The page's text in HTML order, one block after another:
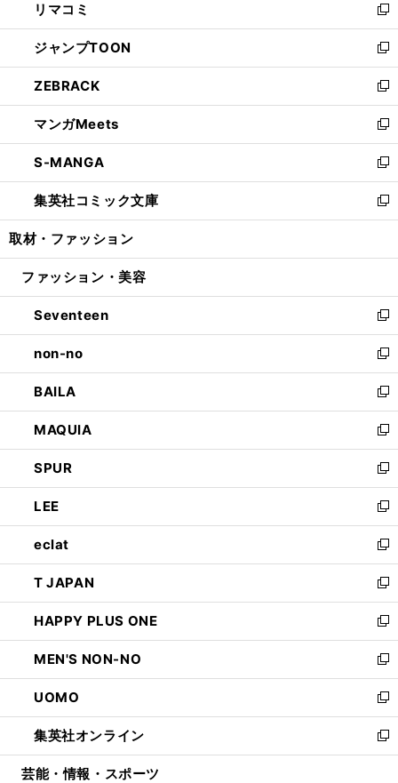
で
開
く
ド
ウ
で
開
く
ィ
ン
ド
ウ
で
開
く
い
ウ
ィ
ン
ド
ウ
で
開
く
リマコミ
新
し
い
ウ
ィ
ン
ド
ウ
で
開
く
ジャンプTOON
新
し
い
ウ
ィ
ン
ド
ウ
で
開
ZEBRACK
新
し
い
ウ
ィ
ン
ド
ウ
開
マンガMeets
新
し
い
ウ
ィ
ン
ウ
開
く
S-MANGA
新
し
い
ウ
ン
ウ
で
開
く
集英社コミック文庫
新
し
ウ
ン
ド
ウ
で
開
く
取材・ファッション
ファッション・美容
Seventeen
新
し
い
ウ
ィ
ン
ド
ウ
で
開
く
non-no
新
し
い
ウ
ィ
ン
ド
ウ
で
開
く
BAILA
新
し
い
ウ
ィ
ン
ド
ウ
で
開
く
MAQUIA
新
し
い
ウ
ィ
ン
ド
ウ
で
開
く
SPUR
新
し
い
ウ
ィ
ン
ド
ウ
で
開
く
LEE
新
し
い
ウ
ィ
ン
ド
ウ
で
開
く
eclat
新
し
い
ウ
ィ
ン
ド
ウ
で
開
く
T JAPAN
新
し
い
ウ
ィ
ン
ド
ウ
で
開
HAPPY PLUS ONE
新
し
い
ウ
ィ
ン
ド
ウ
MEN'S NON-NO
新
し
い
ウ
ィ
ン
UOMO
新
し
い
ウ
集英社オンライン
新
し
芸能・情報・スポーツ